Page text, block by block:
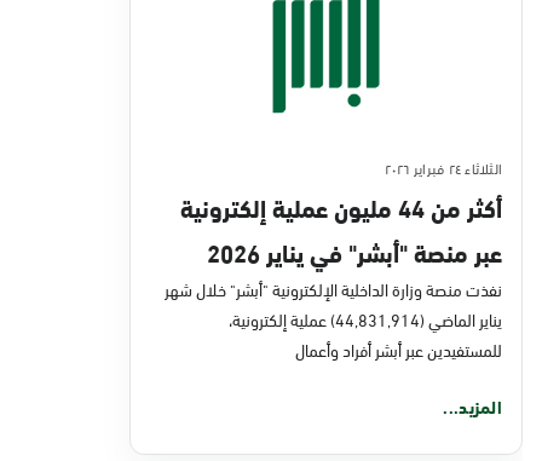
الثلاثاء ٢٤ فبراير ٢٠٢٦
أكثر من 44 مليون عملية إلكترونية
عبر منصة "أبشر" في يناير 2026
نفذت منصة وزارة الداخلية الإلكترونية "أبشر" خلال شهر
يناير الماضي (44,831,914) عملية إلكترونية،
للمستفيدين عبر أبشر أفراد وأعمال
المزيد...